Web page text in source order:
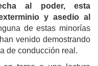
al poder, esta
y asedio al
de estas minorías
venido demostrando
de conducción real.